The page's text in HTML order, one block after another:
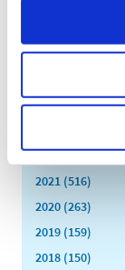
februar (11)
2024 (224)
2022 (197)
2021 (516)
2020 (263)
2019 (159)
2018 (150)